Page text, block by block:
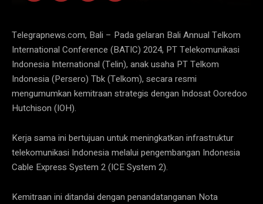
Telegrapnews.com, Bali – Pada gelaran Bali Annual Telkom
International Conference (BATIC) 2024, PT Telekomunikasi
Indonesia International (Telin), anak usaha PT Telkom
Indonesia (Persero) Tbk (Telkom), secara resmi
mengumumkan kemitraan strategis dengan Indosat Ooredoo
Hutchison (IOH).
Kerja sama ini bertujuan untuk meningkatkan infrastruktur
telekomunikasi Indonesia melalui pengembangan Indonesia
Cable Express System 2 (ICE System 2).
Kemitraan ini ditandai dengan penandatanganan Nota